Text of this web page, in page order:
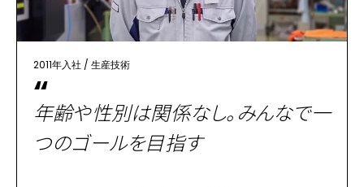
2011年入社 / 生産技術
“
年齢や性別は関係なし。みんなで一
つのゴールを目指す